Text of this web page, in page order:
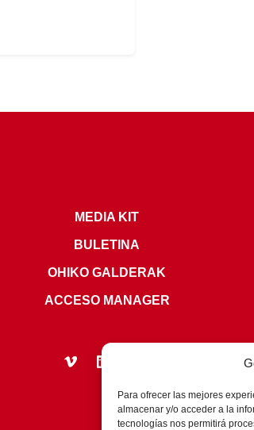
Para ofrecer las mejores
almacenar y/o acceder a la
tecnologías nos permitirá
MEDIA KIT
BULETINA
OHIKO GALDERAK
ACCESO MANAGER